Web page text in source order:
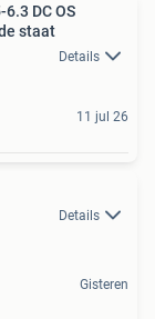
DC OS
staat
Details
11 jul 26
Details
Gisteren